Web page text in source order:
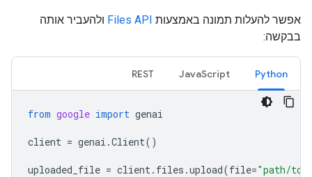
אפשר להעלות תמונה באמצעות Files API ולהעביר אותה
בבקשה:
Python
JavaScript
REST
from google import genai
client = genai .Client()
uploaded_file = client. files .upload(file="path/to/